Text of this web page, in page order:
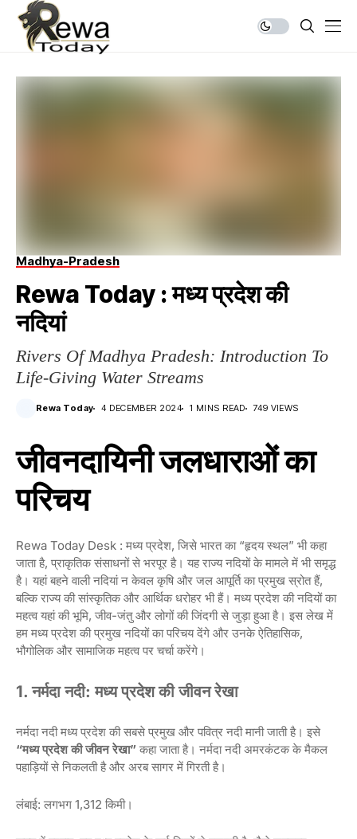
Madhya-Pradesh
Rewa Today : मध्य प्रदेश की
नदियां
Rivers Of Madhya Pradesh: Introduction To
Life-Giving Water Streams
Rewa Today 4 DECEMBER 2024 1 MINS READ 749 VIEWS
जीवनदायिनी जलधाराओं का
परिचय
Rewa Today Desk : मध्य प्रदेश, जिसे भारत का “हृदय स्थल” भी कहा
जाता है, प्राकृतिक संसाधनों से भरपूर है। यह राज्य नदियों के मामले में भी समृद्ध
है। यहां बहने वाली नदियां न केवल कृषि और जल आपूर्ति का प्रमुख स्रोत हैं,
बल्कि राज्य की सांस्कृतिक और आर्थिक धरोहर भी हैं। मध्य प्रदेश की नदियों का
महत्व यहां की भूमि, जीव-जंतु और लोगों की जिंदगी से जुड़ा हुआ है। इस लेख में
हम मध्य प्रदेश की प्रमुख नदियों का परिचय देंगे और उनके ऐतिहासिक,
भौगोलिक और सामाजिक महत्व पर चर्चा करेंगे।
1. नर्मदा नदी: मध्य प्रदेश की जीवन रेखा
नर्मदा नदी मध्य प्रदेश की सबसे प्रमुख और पवित्र नदी मानी जाती है। इसे
“मध्य प्रदेश की जीवन रेखा” कहा जाता है। नर्मदा नदी अमरकंटक के मैकल
पहाड़ियों से निकलती है और अरब सागर में गिरती है।
लंबाई: लगभग 1,312 किमी।